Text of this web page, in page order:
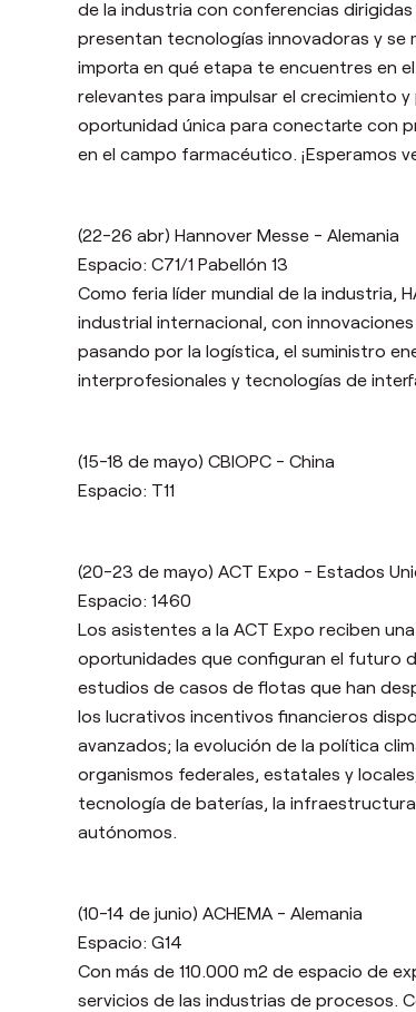
de la industria con conferencias
presentan tecnologías innovadoras y se
importa en qué etapa te encuentres en
relevantes para impulsar el crecimiento
oportunidad única para conectarte con
en el campo farmacéutico. ¡Esperamos
(22-26 abr) Hannover Messe - Alemania
Espacio: C71/1 Pabellón 13
Como feria líder mundial de la industria,
industrial internacional, con
pasando por la logística, el suministro
interprofesionales y tecnologías de
(15-18 de mayo) CBIOPC - China
Espacio: T11
(20-23 de mayo) ACT Expo - Estados
Espacio: 1460
Los asistentes a la ACT Expo reciben
oportunidades que configuran el futuro
estudios de casos de flotas que han
los lucrativos incentivos financieros
avanzados; la evolución de la política
organismos federales, estatales y
tecnología de baterías, la
autónomos.
(10-14 de junio) ACHEMA - Alemania
Espacio: G14
Con más de 110.000 m2 de espacio de
servicios de las industrias de procesos.